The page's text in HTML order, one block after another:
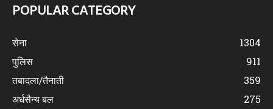
POPULAR CATEGORY
सेना
1304
पुलिस
911
तबादला/तैनाती
359
अर्धसैन्य बल
275